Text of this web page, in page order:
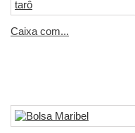
Caixa com...